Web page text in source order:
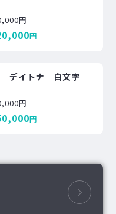
円
円
デイトナ 白文字
円
円